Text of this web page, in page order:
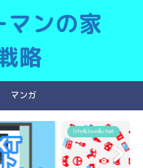
マンの家
略
マンガ
life&love&chat